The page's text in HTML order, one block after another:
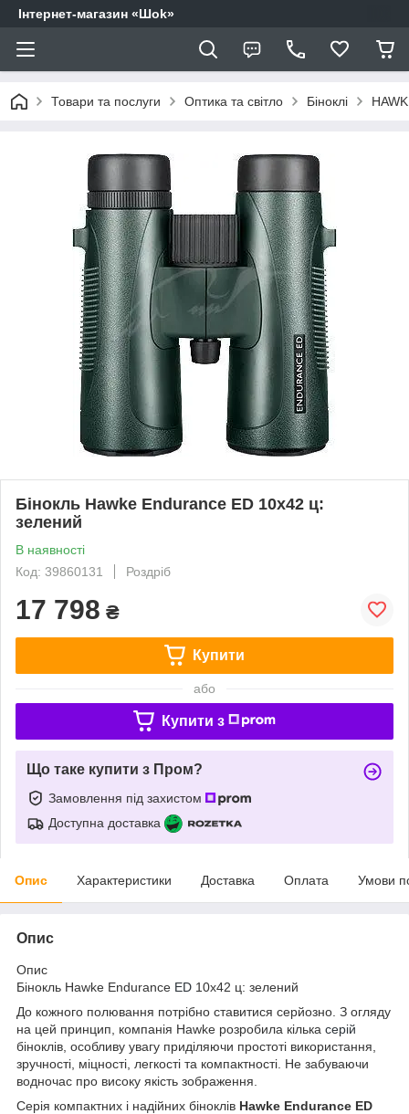
Інтернет-магазин «Шоk»
Товари та послуги Оптика та світло Біноклі
Бінокль Hawke Endurance ED 10х42 ц:
зелений
В наявності
Код: 39860131
Роздріб
17 798 ₴
Купити
або
Купити з
Що таке купити з Пром?
Замовлення під захистом
Доступна доставка
Опис Характеристики Доставка Оплата Умови
Опис
Опис
Бінокль Hawke Endurance ED 10х42 ц: зелений
До кожного полювання потрібно ставитися серйозно. З огляду
на цей принцип, компанія Hawke розробила кілька серій
біноклів, особливу увагу приділяючи простоті використання,
зручності, міцності, легкості та компактності. Не забуваючи
водночас про високу якість зображення.
Серія компактних і надійних біноклів Hawke Endurance ED